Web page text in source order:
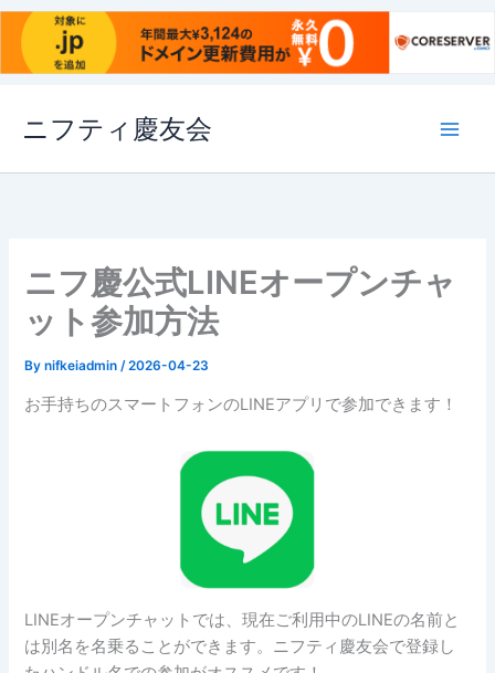
ス
ニフティ慶友会
ニフ慶公式LINEオープンチャ
ット参加方法
Bynifkeiadmin /2026-04-23
お手持ちのスマートフォンのLINEアプリで参加できます！
LINEオープンチャットでは、現在ご利用中のLINEの名前と
は別名を名乗ることができます。ニフティ慶友会で登録し